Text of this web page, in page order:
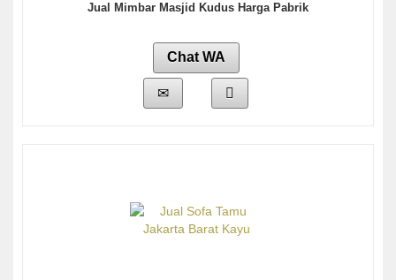
Jual Mimbar Masjid Kudus Harga Pabrik
Chat WA